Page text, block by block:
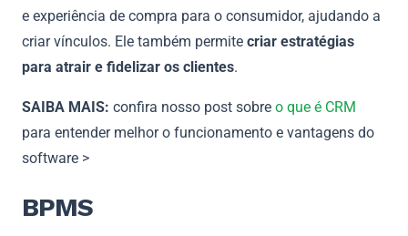
e experiência de compra para o consumidor, ajudando a
criar vínculos. Ele também permite criar estratégias
para atrair e fidelizar os clientes.
SAIBA MAIS: confira nosso post sobre o que é CRM
para entender melhor o funcionamento e vantagens do
software >
BPMS